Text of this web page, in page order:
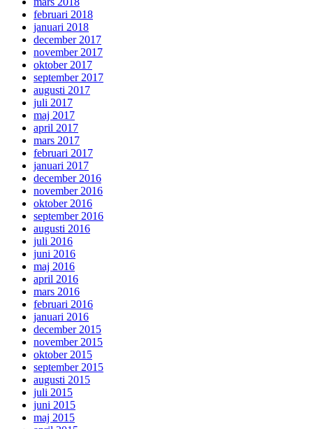
februari 2018
januari 2018
december 2017
november 2017
oktober 2017
september 2017
augusti 2017
juli 2017
maj 2017
april 2017
mars 2017
februari 2017
januari 2017
december 2016
november 2016
oktober 2016
september 2016
augusti 2016
juli 2016
juni 2016
maj 2016
april 2016
mars 2016
februari 2016
januari 2016
december 2015
november 2015
oktober 2015
september 2015
augusti 2015
juli 2015
juni 2015
maj 2015